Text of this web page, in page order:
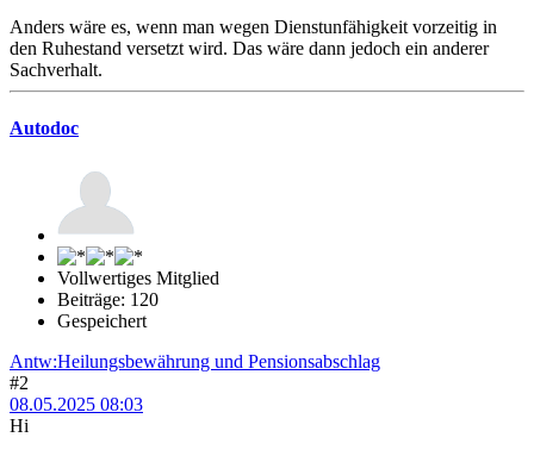
Anders wäre es, wenn man wegen Dienstunfähigkeit vorzeitig in
den Ruhestand versetzt wird. Das wäre dann jedoch ein anderer
Sachverhalt.
Autodoc
Vollwertiges Mitglied
Beiträge: 120
Gespeichert
Antw:Heilungsbewährung und Pensionsabschlag
#2
08.05.2025 08:03
Hi